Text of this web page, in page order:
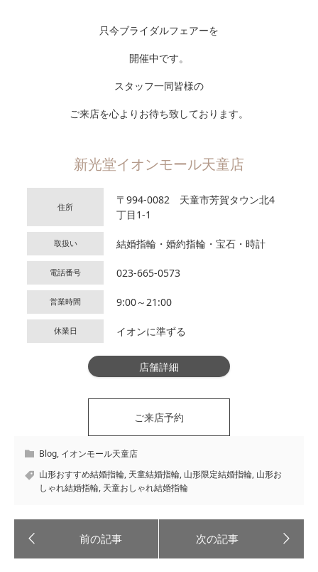
只今ブライダルフェアーを
開催中です。
スタッフ一同皆様の
ご来店を心よりお待ち致しております。
新光堂イオンモール天童店
住所
〒994-0082 天童市芳賀タウン北4
丁目1-1
取扱い 結婚指輪・婚約指輪・宝石・時計
電話番号 023-665-0573
営業時間 9:00～21:00
休業日 イオンに準ずる
店舗詳細
ご来店予約
Blog, イオンモール天童店
山形おすすめ結婚指輪, 天童結婚指輪, 山形限定結婚指輪, 山形お
しゃれ結婚指輪, 天童おしゃれ結婚指輪